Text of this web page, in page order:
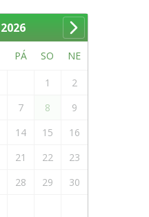
2026
PÁ SO NE
1
2
7 8
9
14 15
16
21 22
23
28 29
30